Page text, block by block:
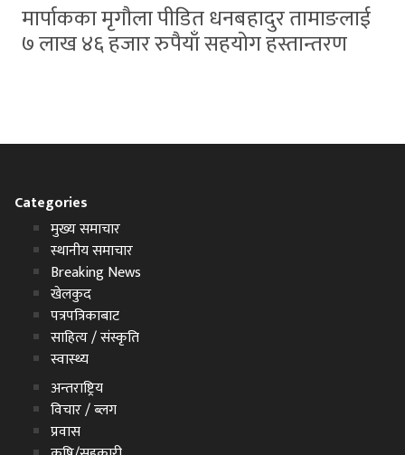
मार्पाकका मृगौला पीडित धनबहादुर तामाङलाई
७ लाख ४६ हजार रुपैयाँ सहयोग हस्तान्तरण
Categories
मुख्य समाचार
स्थानीय समाचार
Breaking News
खेलकुद
पत्रपत्रिकाबाट
साहित्य / संस्कृति
स्वास्थ्य
अन्तराष्ट्रिय
विचार / ब्लग
प्रवास